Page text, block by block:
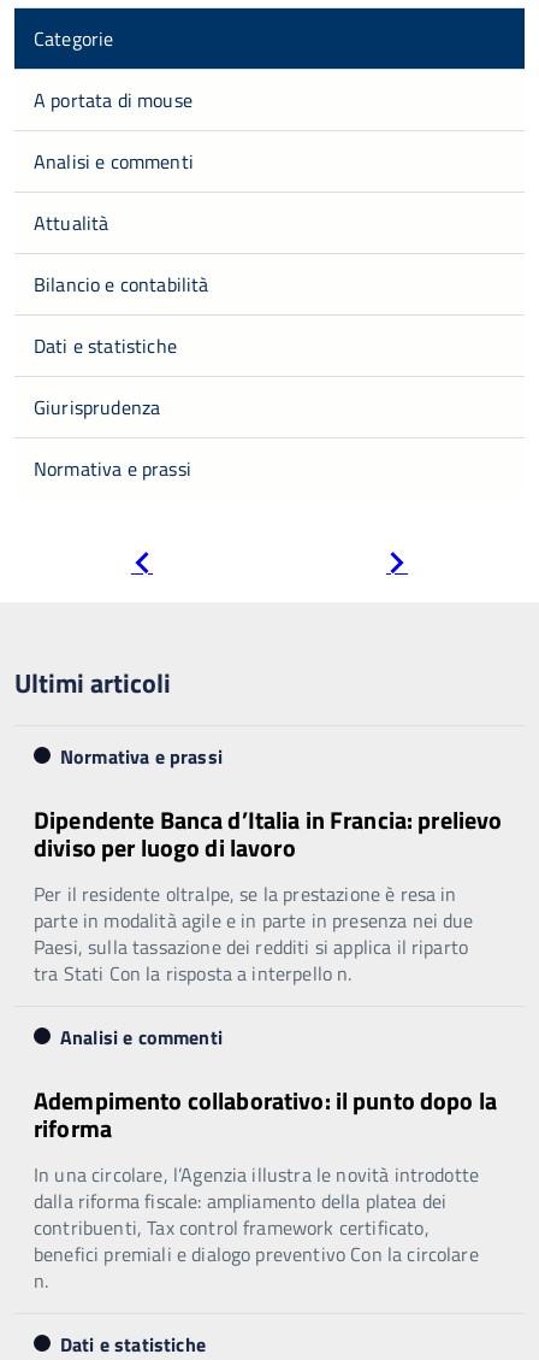
Categorie
A portata di mouse
Analisi e commenti
Attualità
Bilancio e contabilità
Dati e statistiche
Giurisprudenza
Normativa e prassi
Ultimi articoli
Normativa e prassi
Dipendente Banca d’Italia in Francia: prelievo
diviso per luogo di lavoro
Per il residente oltralpe, se la prestazione è resa in
parte in modalità agile e in parte in presenza nei due
Paesi, sulla tassazione dei redditi si applica il riparto
tra Stati Con la risposta a interpello n.
Analisi e commenti
Adempimento collaborativo: il punto dopo la
riforma
In una circolare, l’Agenzia illustra le novità introdotte
dalla riforma fiscale: ampliamento della platea dei
contribuenti, Tax control framework certificato,
benefici premiali e dialogo preventivo Con la circolare
n.
Dati e statistiche